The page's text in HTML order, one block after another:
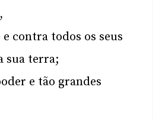
contra todos os seus
sua terra;
e tão grandes